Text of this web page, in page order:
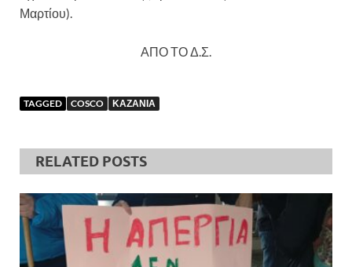
Μαρτίου).
ΑΠΟ ΤΟ Δ.Σ.
TAGGED COSCO ΚΑΖΑΝΙΑ
RELATED POSTS